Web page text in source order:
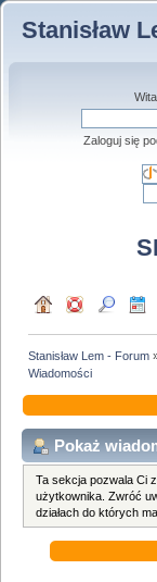
Stanisław
Zaloguj się
Stanisław Lem - Forum
Wiadomości
Pokaż
Ta sekcja pozwala Ci
użytkownika. Zwróć
działach do których